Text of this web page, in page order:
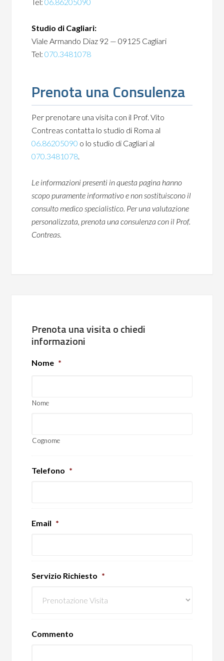
Studio di Cagliari:
Viale Armando Diaz 92 — 09125 Cagliari
Tel:070.3481078
Prenota una Consulenza
Per prenotare una visita con il Prof. Vito
Contreas contatta lo studio di Roma al
06.86205090 o lo studio di Cagliari al
070.3481078.
Le informazioni presenti in questa pagina hanno
scopo puramente informativo e non sostituiscono il
consulto medico specialistico. Per una valutazione
personalizzata, prenota una consulenza con il Prof.
Contreas.
Prenota una visita o chiedi
informazioni
Nome *
Nome
Cognome
Telefono *
Email *
Servizio Richiesto *
Commento